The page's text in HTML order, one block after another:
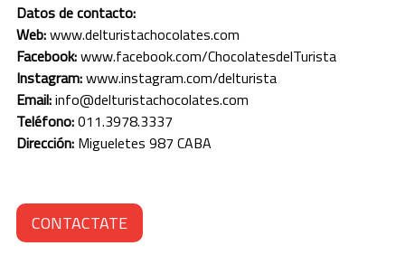
SAN JUAN
SAN LUIS
SANTA CRUZ
SANTA FE
TIERRA DEL FUEGO
Datos de contacto:
Web:www.delturistachocolates.com
Facebook:www.facebook.com/ChocolatesdelTurista
Instagram:www.instagram.com/delturista
Email:info@delturistachocolates.com
Teléfono:011.3978.3337
Dirección:Migueletes 987 CABA
CONTACTATE